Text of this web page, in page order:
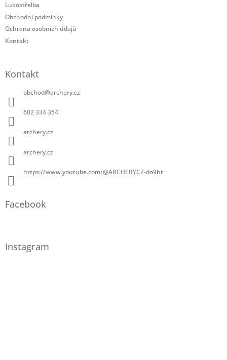
Lukostřelba
Obchodní podmínky
Ochrana osobních údajů
Kontakt
Kontakt
obchod@archery.cz
602 334 354
archery.cz
archery.cz
https://www.youtube.com/@ARCHERYCZ-do9hr
Facebook
Instagram